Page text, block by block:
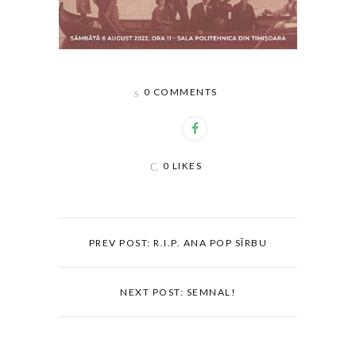
0 COMMENTS
0 LIKES
PREV POST: R.I.P. ANA POP SÎRBU
NEXT POST: SEMNAL!